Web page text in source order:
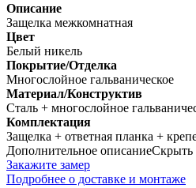
Описание
Защелка межкомнатная
Цвет
Белый никель
Покрытие/Отделка
Многослойное гальваническое
Материал/Конструктив
Сталь + многослойное
Комплектация
Защелка + ответная планка +
Дополнительное описаниеСкрыть
Закажите замер
Подробнее о доставке и монтаже